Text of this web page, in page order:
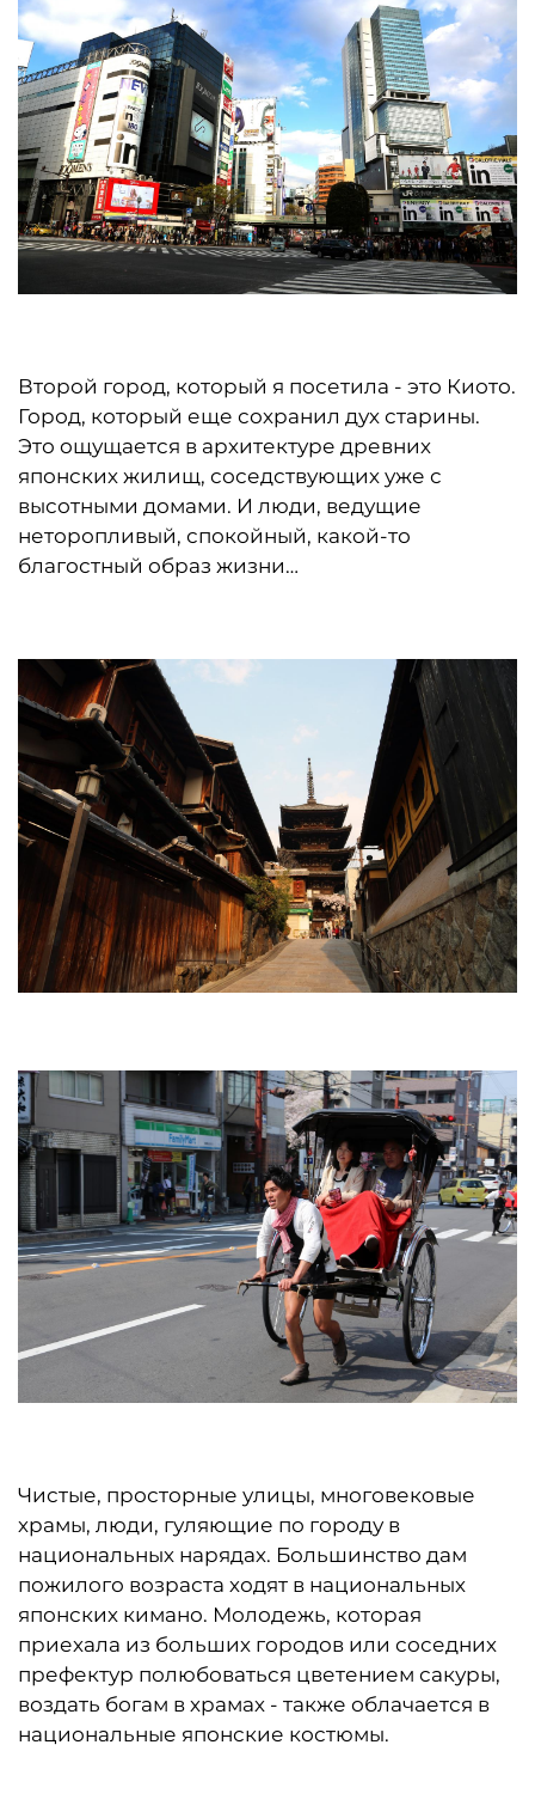
Второй город, который я посетила - это Киото.
Город, который еще сохранил дух старины.
Это ощущается в архитектуре древних
японских жилищ, соседствующих уже с
высотными домами. И люди, ведущие
неторопливый, спокойный, какой-то
благостный образ жизни…
Чистые, просторные улицы, многовековые
храмы, люди, гуляющие по городу в
национальных нарядах. Большинство дам
пожилого возраста ходят в национальных
японских кимано. Молодежь, которая
приехала из больших городов или соседних
префектур полюбоваться цветением сакуры,
воздать богам в храмах - также облачается в
национальные японские костюмы.